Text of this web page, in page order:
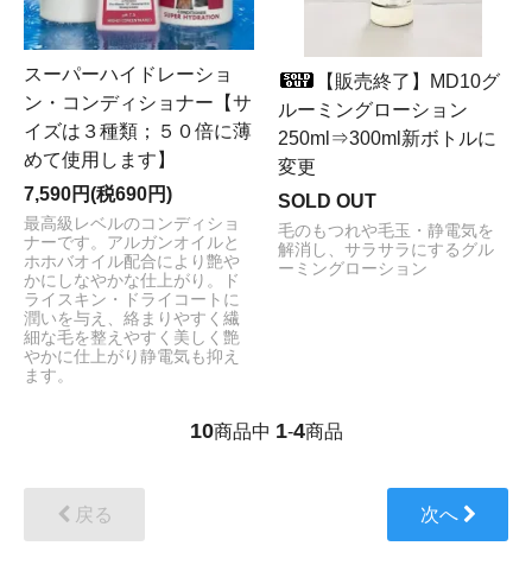
スーパーハイドレーショ
ン・コンディショナー【サ
イズは３種類；５０倍に薄
めて使用します】
7,590円(税690円)
最高級レベルのコンディショ
ナーです。アルガンオイルと
ホホバオイル配合により艶や
かにしなやかな仕上がり。ド
ライスキン・ドライコートに
潤いを与え、絡まりやすく繊
細な毛を整えやすく美しく艶
やかに仕上がり静電気も抑え
ます。
【販売終了】MD10グ
ルーミングローション
250ml⇒300ml新ボトルに
変更
SOLD OUT
毛のもつれや毛玉・静電気を
解消し、サラサラにするグル
ーミングローション
10商品中 1-4商品
戻る 次へ